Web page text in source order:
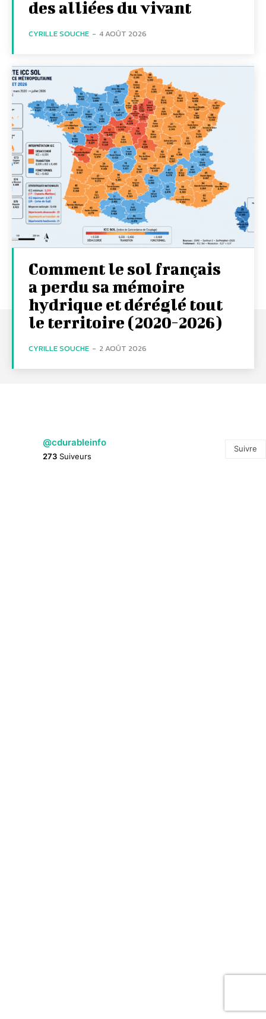
des alliées du vivant
CYRILLE SOUCHE - 4 AOÛT 2026
Comment le sol français
a perdu sa mémoire
hydrique et déréglé tout
le territoire (2020-2026)
CYRILLE SOUCHE - 2 AOÛT 2026
@cdurableinfo
273 Suiveurs
Suivre